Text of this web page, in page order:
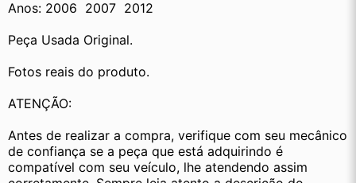
Anos: 2006  2007  2012
Peça Usada Original.
Fotos reais do produto.
ATENÇÃO:
Antes de realizar a compra, verifique com seu mecânico
de confiança se a peça que está adquirindo é
compatível com seu veículo, lhe atendendo assim